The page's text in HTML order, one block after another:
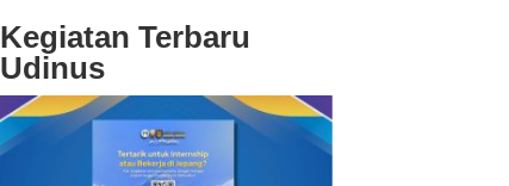
Kegiatan Terbaru
Udinus